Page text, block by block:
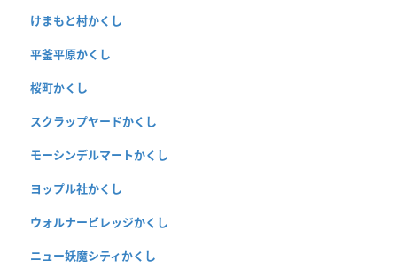
けまもと村かくし
平釜平原かくし
桜町かくし
スクラップヤードかくし
モーシンデルマートかくし
ヨップル社かくし
ウォルナービレッジかくし
ニュー妖魔シティかくし